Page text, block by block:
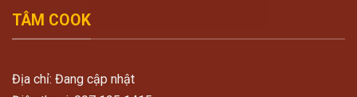
TÂM COOK
Địa chỉ: Đang cập nhật